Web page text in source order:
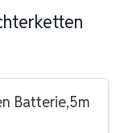
Batterie,5m